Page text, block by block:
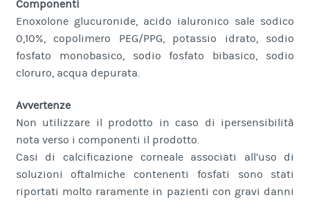
Componenti
Enoxolone glucuronide, acido ialuronico sale sodico
0,10%, copolimero PEG/PPG, potassio idrato, sodio
fosfato monobasico, sodio fosfato bibasico, sodio
cloruro, acqua depurata.
Avvertenze
Non utilizzare il prodotto in caso di ipersensibilità
nota verso i componenti il prodotto.
Casi di calcificazione corneale associati all’uso di
soluzioni oftalmiche contenenti fosfati sono stati
riportati molto raramente in pazienti con gravi danni